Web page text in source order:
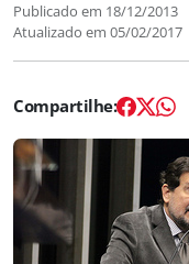
Publicado em 18/12/2013
Atualizado em 05/02/2017